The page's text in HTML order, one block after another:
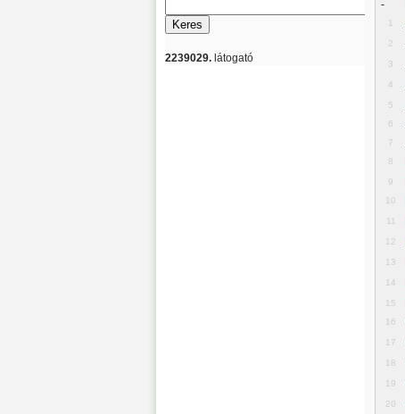
2239029. látogató
-
1
2
3
4
5
6
7
8
9
10
11
12
13
14
15
16
17
18
19
20